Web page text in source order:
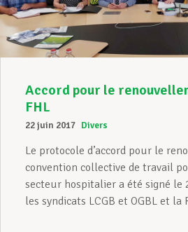
Accord pour le
FHL
22 juin 2017 Divers
Le protocole d’accord pour le
convention collective de travail
secteur hospitalier a été signé
les syndicats LCGB et OGBL et la